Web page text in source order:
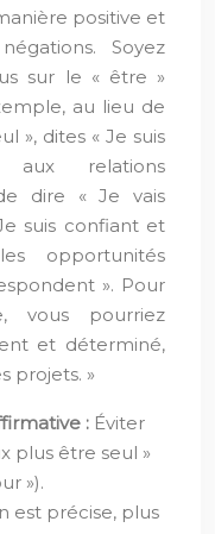
positive et
Soyez
sur le « être »
au lieu de
», dites « Je suis
relations
dire « Je vais
suis confiant et
opportunités
». Pour
vous pourriez
et déterminé,
projets. »
: Éviter
plus être seul »
»).
est précise, plus